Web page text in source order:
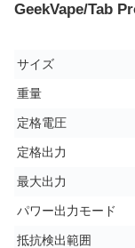
GeekVape/Tab
サイズ
重量
定格電圧
定格出力
最大出力
パワー出力モード
抵抗検出範囲